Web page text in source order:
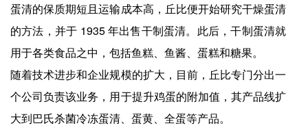
蛋清的保质期短且运输成本高，丘比便开始研究干燥蛋清
的方法，并于 1935 年出售干制蛋清。此后，干制蛋清就
用于各类食品之中，包括鱼糕、鱼酱、蛋糕和糖果。
随着技术进步和企业规模的扩大，目前，丘比专门分出一
个公司负责该业务，用于提升鸡蛋的附加值，其产品线扩
大到巴氏杀菌冷冻蛋清、蛋黄、全蛋等产品。